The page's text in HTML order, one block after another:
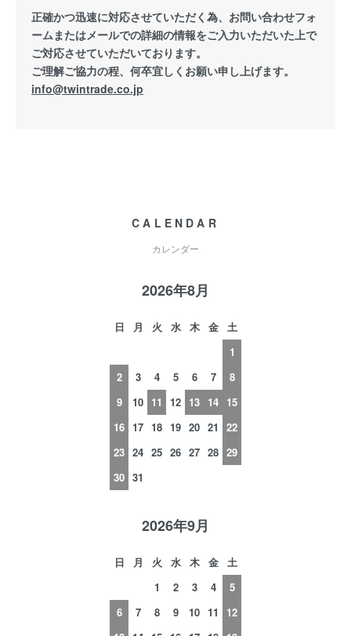
正確かつ迅速に対応させていただく為、お問い合わせフォ
ームまたはメールでの詳細の情報をご入力いただいた上で
ご対応させていただいております。
ご理解ご協力の程、何卒宜しくお願い申し上げます。
info@twintrade.co.jp
CALENDAR
カレンダー
2026年8月
日 月 火 水 木 金
土
1
2
3 4 5 6 7
8
9
10 11 12 13 14 15
16 17 18 19 20 21
22
23 24 25 26 27 28 29
30 31
2026年9月
日 月 火 水 木 金
土
1
2 3 4
5
6
7 8 9 10 11
12